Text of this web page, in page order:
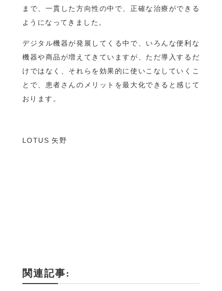
まで、一貫した方向性の中で、正確な治療ができる
ようになってきました。
デジタル機器が発展してくる中で、いろんな便利な
機器や商品が増えてきていますが、ただ導入するだ
けではなく、それらを効果的に使いこなしていくこ
とで、患者さんのメリットを最大化できると感じて
おります。
LOTUS 矢野
関連記事: